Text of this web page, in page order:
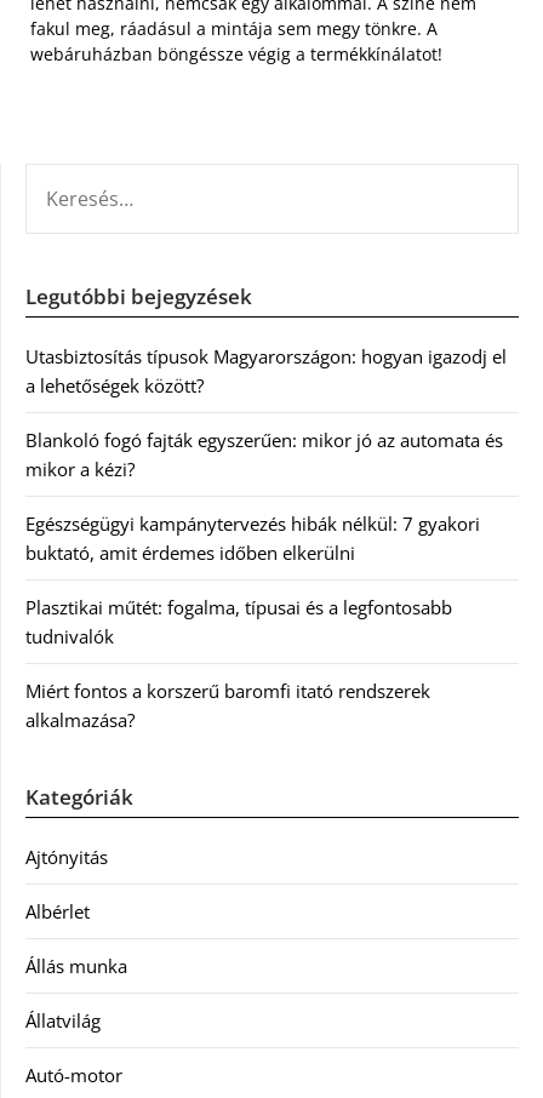
fakul meg, ráadásul a mintája sem megy tönkre. A
webáruházban böngéssze végig a termékkínálatot!
Legutóbbi bejegyzések
Utasbiztosítás típusok Magyarországon: hogyan igazodj el
a lehetőségek között?
Blankoló fogó fajták egyszerűen: mikor jó az automata és
mikor a kézi?
Egészségügyi kampánytervezés hibák nélkül: 7 gyakori
buktató, amit érdemes időben elkerülni
Plasztikai műtét: fogalma, típusai és a legfontosabb
tudnivalók
Miért fontos a korszerű baromfi itató rendszerek
alkalmazása?
Kategóriák
Ajtónyitás
Albérlet
Állás munka
Állatvilág
Autó-motor